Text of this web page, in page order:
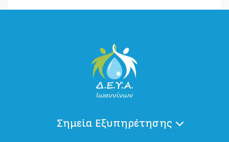
Σημεία Εξυπηρέτησης